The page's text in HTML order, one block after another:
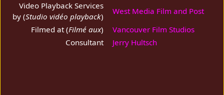
Video Playback Services
by (Studio vidéo playback)
West Media Film and Post
Filmed at (Filmé aux)
Vancouver Film Studios
Consultant
Jerry Hultsch